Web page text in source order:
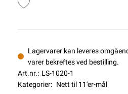
Lagervarer kan leveres
varer bekreftes ved bestilling.
Art.nr.: LS-1020-1
Kategorier: Nett til 11'er-mål